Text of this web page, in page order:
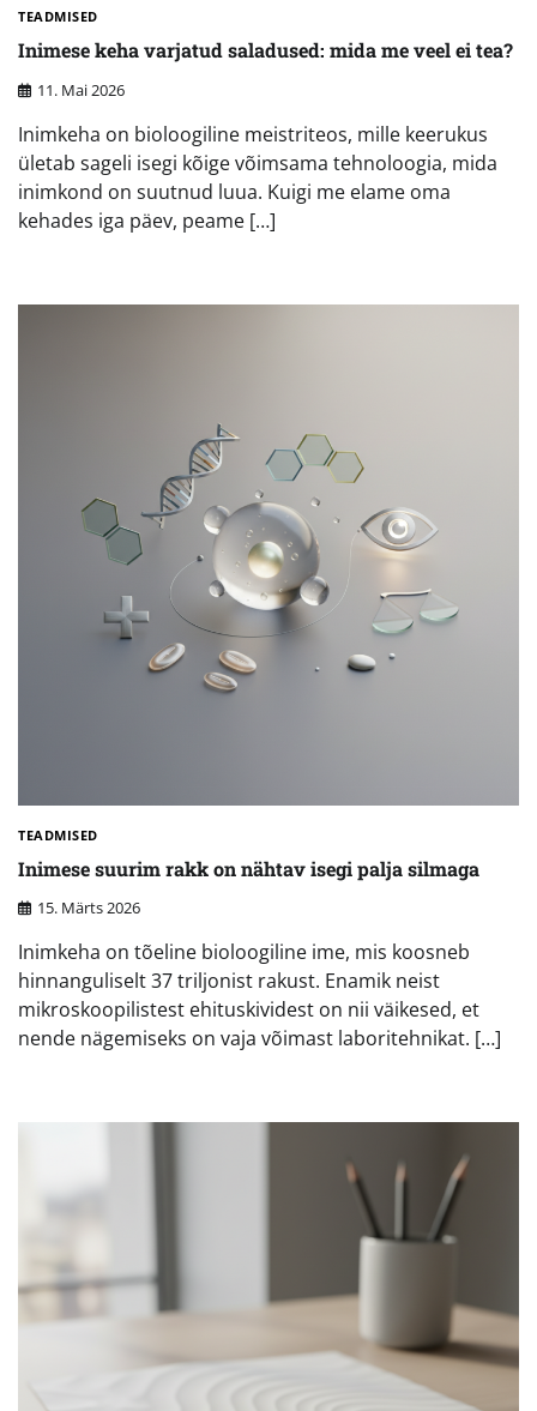
TEADMISED
Inimese keha varjatud saladused: mida me veel ei tea?
11. Mai 2026
Inimkeha on bioloogiline meistriteos, mille keerukus
ületab sageli isegi kõige võimsama tehnoloogia, mida
inimkond on suutnud luua. Kuigi me elame oma
kehades iga päev, peame […]
TEADMISED
Inimese suurim rakk on nähtav isegi palja silmaga
15. Märts 2026
Inimkeha on tõeline bioloogiline ime, mis koosneb
hinnanguliselt 37 triljonist rakust. Enamik neist
mikroskoopilistest ehituskividest on nii väikesed, et
nende nägemiseks on vaja võimast laboritehnikat. […]